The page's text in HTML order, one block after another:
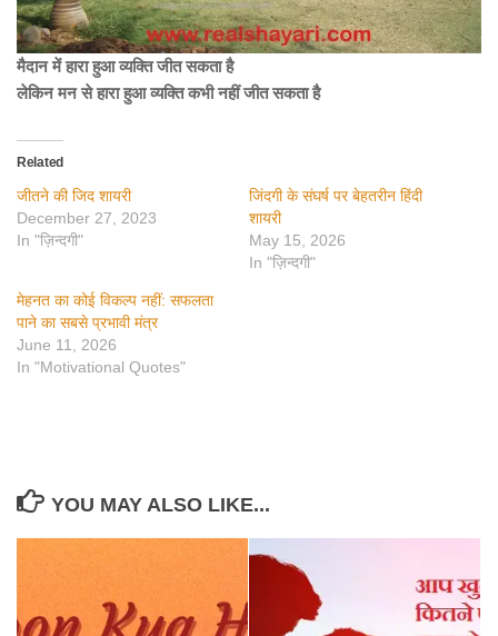
मैदान में हारा हुआ व्यक्ति जीत सकता है
लेकिन मन से हारा हुआ व्यक्ति कभी नहीं जीत सकता है
Related
जीतने की जिद शायरी
December 27, 2023
In "ज़िन्दगी"
जिंदगी के संघर्ष पर बेहतरीन हिंदी
शायरी
May 15, 2026
In "ज़िन्दगी"
मेहनत का कोई विकल्प नहीं: सफलता
पाने का सबसे प्रभावी मंत्र
June 11, 2026
In "Motivational Quotes"
YOU MAY ALSO LIKE...